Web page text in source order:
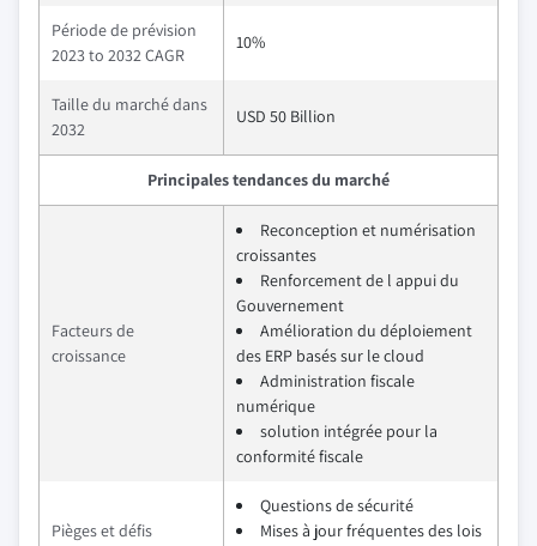
Période de prévision
2023 to 2032 CAGR
10%
Taille du marché dans
2032
USD 50 Billion
Principales tendances du marché
Facteurs de
croissance
Reconception et numérisation
croissantes
Renforcement de l appui du
Gouvernement
Amélioration du déploiement
des ERP basés sur le cloud
Administration fiscale
numérique
solution intégrée pour la
conformité fiscale
Pièges et défis
Questions de sécurité
Mises à jour fréquentes des lois